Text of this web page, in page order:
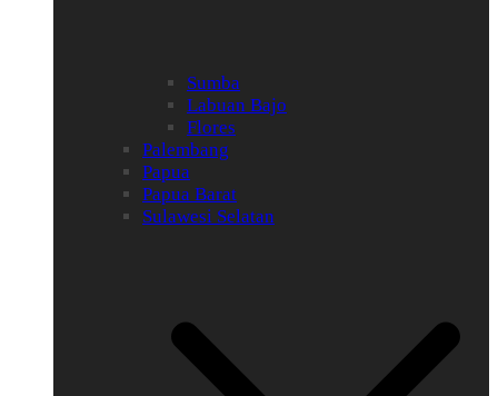
Sumba
Labuan Bajo
Flores
Palembang
Papua
Papua Barat
Sulawesi Selatan